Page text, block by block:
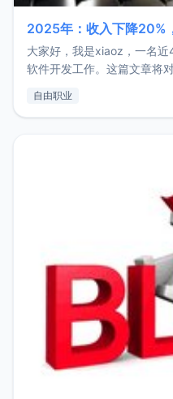
2025年：收入下降20%
大家好，我是xiaoz，一名
软件开发工作。这篇文章将
收入下降20%，但却过得很
自由职业